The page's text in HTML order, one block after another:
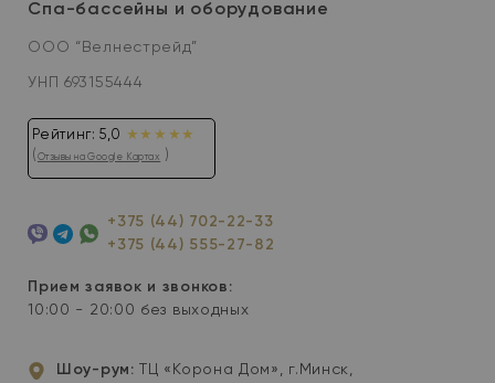
Спа-бассейны и оборудование
ООО “Велнестрейд”
УНП 693155444
Рейтинг: 5,0 ★★★★★
( Отзывы на Google Картах )
Telegram
WhatsApp
+375 (44) 702-22-33
+375 (44) 555-27-82
Прием заявок и звонков:
10:00 - 20:00 без выходных
Шоу-рум: ТЦ «Корона Дом», г.Минск,